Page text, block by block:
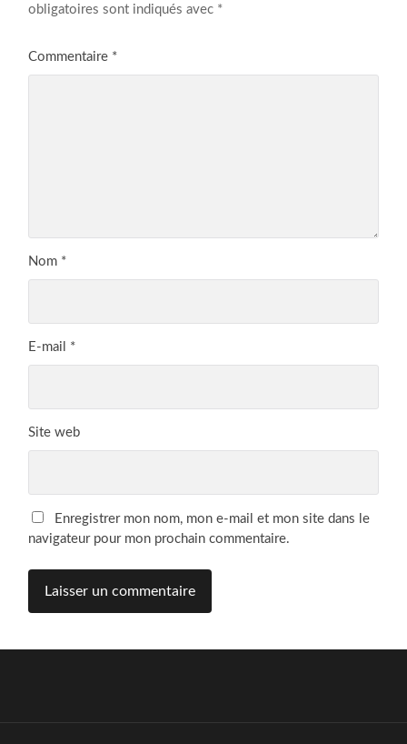
obligatoires sont indiqués avec *
Commentaire *
Nom *
E-mail *
Site web
Enregistrer mon nom, mon e-mail et mon site dans le
navigateur pour mon prochain commentaire.